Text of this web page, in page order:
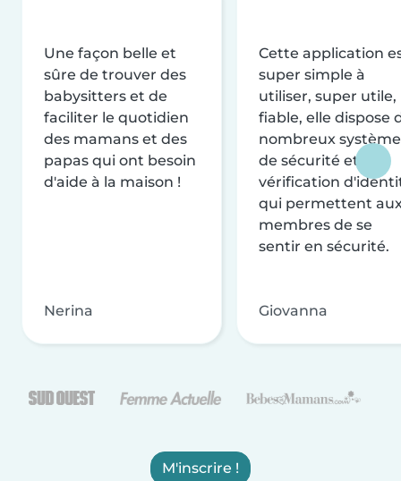
Une façon belle et
sûre de trouver des
babysitters et de
faciliter le quotidien
des mamans et des
papas qui ont besoin
d'aide à la maison !
Nerina
Cette application
super simple à
utiliser, super utile,
fiable, elle dispose
nombreux
de sécurité et de
vérification
qui permettent
membres de se
sentir en sécurité.
Giovanna
M'inscrire !